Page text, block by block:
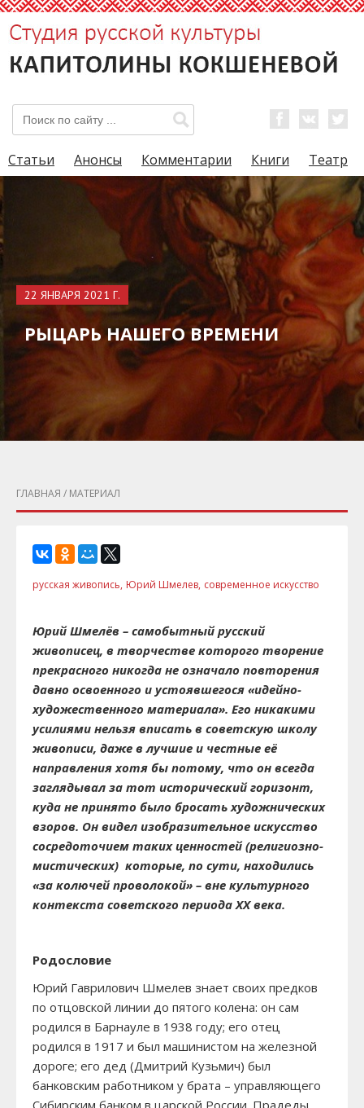
Статьи Анонсы Комментарии Книги Театр
22 ЯНВАРЯ 2021 Г.
РЫЦАРЬ НАШЕГО ВРЕМЕНИ
ГЛАВНАЯ / МАТЕРИАЛ
русская живопись, Юрий Шмелев, современное искусство
Юрий Шмелёв – самобытный русский
живописец, в творчестве которого творение
прекрасного никогда не означало повторения
давно освоенного и устоявшегося «идейно-
художественного материала». Его никакими
усилиями нельзя вписать в советскую школу
живописи, даже в лучшие и честные её
направления хотя бы потому, что он всегда
заглядывал за тот исторический горизонт,
куда не принято было бросать художнических
взоров. Он видел изобразительное искусство
сосредоточием таких ценностей (религиозно-
мистических) которые, по сути, находились
«за колючей проволокой» – вне культурного
контекста советского периодаXXвека.
Родословие
Юрий Гаврилович Шмелев знает своих предков
по отцовской линии до пятого колена: он сам
родился в Барнауле в 1938 году; его отец
родился в 1917 и был машинистом на железной
дороге; его дед (Дмитрий Кузьмич) был
банковским работником у брата – управляющего
Сибирским банком в царской России. Прадеды